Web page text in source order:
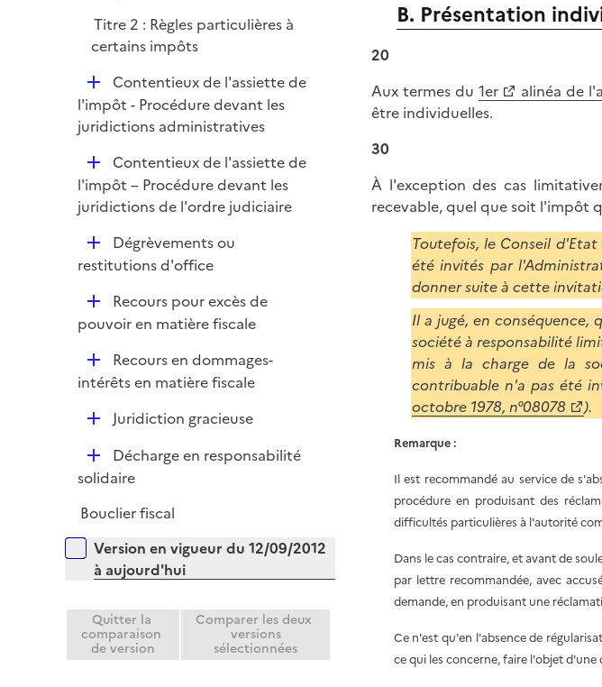
Titre 2 : Règles particulières à
certains impôts
D
é
p
e
r
Contentieux de l'assiette de
l'impôt - Procédure devant les
juridictions administratives
D
é
p
e
Contentieux de l'assiette de
l'impôt – Procédure devant les
juridictions de l'ordre judiciaire
D
é
i
Dégrèvements ou
restitutions d'office
D
é
i
Recours pour excès de
pouvoir en matière fiscale
D
é
e
r
Recours en dommages-
intérêts en matière fiscale
D
l
e
r
Juridiction gracieuse
D
é
l
i
e
r
Décharge en responsabilité
solidaire
Bouclier fiscal
Versions sur la période
Version en vigueur du 12/09/2012
à aujourd'hui
Quitter la
comparaison
de version
Comparer les deux
versions
sélectionnées
B. Présentation
20
Aux termes du 1er alinéa de
être individuelles.
30
À l'exception des cas
recevable, quel que soit l'impôt
Toutefois, le Conseil d'Etat
été invités par
donner suite à cette
Il a jugé, en conséquence,
société à responsabilité
mis à la charge de la
contribuable n'a pas été
octobre 1978, n°08078
).
Remarque :
Il est recommandé au service de
procédure en produisant des
difficultés particulières à l'autorité
Dans le cas contraire, et avant de
par lettre recommandée, avec
demande, en produisant une
Ce n'est qu'en l'absence de
ce qui les concerne, faire l'objet d'une